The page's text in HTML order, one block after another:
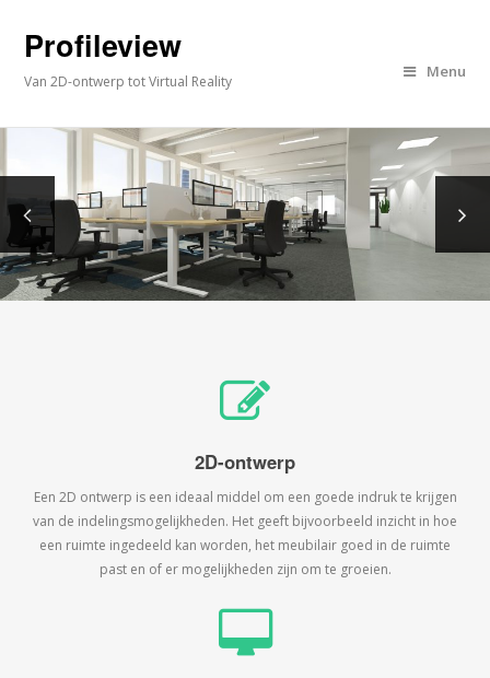
Profileview
Van 2D-ontwerp tot Virtual Reality
Menu
2D-ontwerp
Een 2D ontwerp is een ideaal middel om een goede indruk te krijgen
van de indelingsmogelijkheden. Het geeft bijvoorbeeld inzicht in hoe
een ruimte ingedeeld kan worden, het meubilair goed in de ruimte
past en of er mogelijkheden zijn om te groeien.